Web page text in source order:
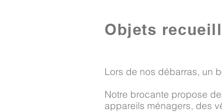
Objets
Lors de nos débarras, un
Notre brocante propose
appareils ménagers, des